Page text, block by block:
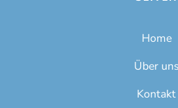
Home
Über uns
Kontakt